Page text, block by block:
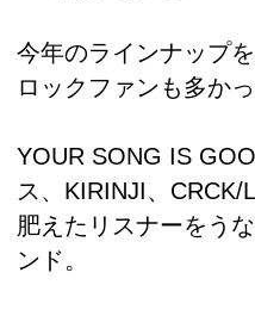
今年のラインナップ
ロックファンも多か
YOUR SONG IS
ス、KIRINJI、CRCK/
肥えたリスナーをう
ンド。